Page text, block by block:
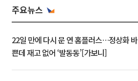
주요뉴스
22일 만에 다시 문 연 홈플러스…정상화 바
쁜데 재고 없어 ‘발동동’[가보니]